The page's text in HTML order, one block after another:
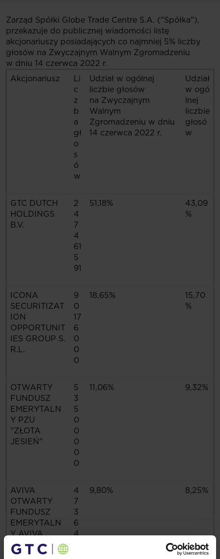
Zarząd Spółki Globe Trade Centre S.A. ("Spółka"),
przekazuje do publicznej wiadomości listę
akcjonariuszy posiadających co najmniej 5% liczby
głosów na Zwyczajnym Walnym Zgromadzeniu
w dniu 14 czerwca 2022 r.
Akcjonariusz
Li
c
z
b
a
gł
o
s
ó
w
Udział w ogólnej
liczbie głosów
na Zwyczajnym
Walnym
Zgromadzeniu w dniu
14 czerwca 2022 r.
Udział
w ogó
lnej
liczbie
głosó
w
GTC DUTCH
HOLDINGS
B.V.
2
4
7
4
61
5
91
51,18%
43,09
%
ICONA
SECURITIZAT
ION
OPPORTUNIT
IES GROUP S.
R.L.
9
0
17
6
0
0
0
18,65%
15,70
%
OTWARTY
FUNDUSZ
EMERYTALN
Y PZU
"ZŁOTA
JESIEŃ"
5
3
5
0
0
0
0
0
11,06% 9,32%
AVIVA
OTWARTY
FUNDUSZ
EMERYTALN
Y AVIVA
SANTANDER
4
7
3
6
4
9,80% 8,25%